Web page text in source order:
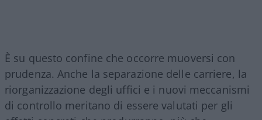
È su questo confine che occorre muoversi con
prudenza. Anche la separazione delle carriere, la
riorganizzazione degli uffici e i nuovi meccanismi
di controllo meritano di essere valutati per gli